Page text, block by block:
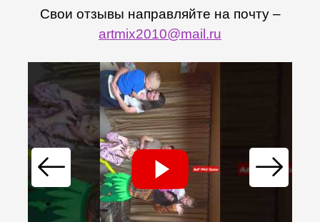
Свои отзывы направляйте на почту –
artmix2010@mail.ru